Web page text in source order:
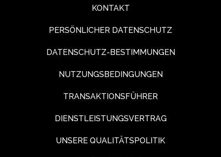
KONTAKT
PERSÖNLICHER DATENSCHUTZ
DATENSCHUTZ-BESTIMMUNGEN
NUTZUNGSBEDINGUNGEN
TRANSAKTIONSFÜHRER
DIENSTLEISTUNGSVERTRAG
UNSERE QUALITÄTSPOLITIK